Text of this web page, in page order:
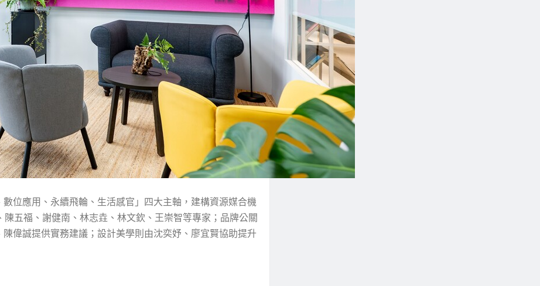
位應用、永續飛輪、生活感官」四大主軸，建構資源媒合機
五福、謝健南、林志垚、林文欽、王崇智等專家；品牌公關
偉誠提供實務建議；設計美學則由沈奕妤、廖宜賢協助提升